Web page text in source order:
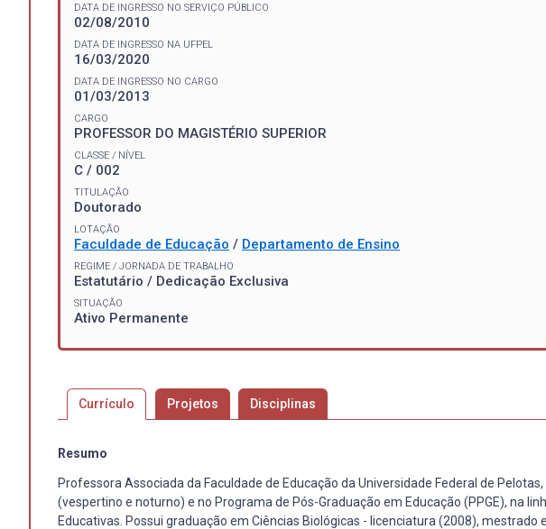
DATA DE INGRESSO NO SERVIÇO PÚBLICO
02/08/2010
DATA DE INGRESSO NA UFPEL
16/03/2020
DATA DE INGRESSO NO CARGO
01/03/2013
CARGO
PROFESSOR DO MAGISTÉRIO SUPERIOR
CLASSE / NÍVEL
C / 002
TITULAÇÃO
Doutorado
LOTAÇÃO
Faculdade de Educação / Departamento de Ensino
REGIME / JORNADA DE TRABALHO
Estatutário / Dedicação Exclusiva
SITUAÇÃO
Ativo Permanente
Currículo Projetos Disciplinas
Resumo
Professora Associada da Faculdade de Educação da Universidade Federal de
(vespertino e noturno) e no Programa de Pós-Graduação em Educação (PPGE), na
Educativas. Possui graduação em Ciências Biológicas - licenciatura (2008),